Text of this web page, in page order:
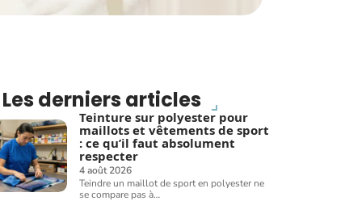
Les derniers articles
Teinture sur polyester pour
maillots et vêtements de sport
: ce qu’il faut absolument
respecter
4 août 2026
Teindre un maillot de sport en polyester ne
se compare pas à…